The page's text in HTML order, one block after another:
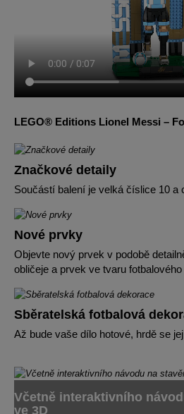
LEGO® Editions Lionel Messi –
Značkové detaily
Součástí balení je velká číslice 10 a
Nové prvky
Objevte nový prvek v podobě
obličeje a prvek ve tvaru
Sběratelská fotbalová
Až bude vaše dílo hotové, hrdě se
Včetně interaktivního
ve 3D